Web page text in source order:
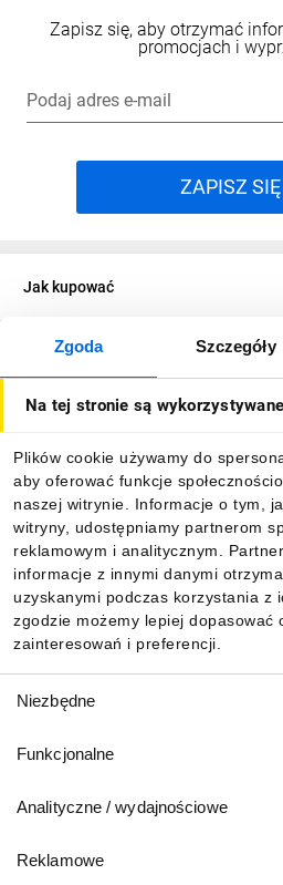
Zgoda Szczegóły
Na tej stronie są
Plików cookie używamy do
aby oferować funkcje
naszej witrynie. Informacje o tym,
witryny, udostępniamy partnerom
reklamowym i analitycznym.
informacje z innymi danymi
uzyskanymi podczas korzystania z
zgodzie możemy lepiej dopasować
zainteresowań i preferencji.
zgody
Niezbędne
Funkcjonalne
Analityczne / wydajnościowe
Reklamowe
Zapisz się, aby otrzymać
promocjach i
Podaj adres e-mail
ZAPISZ SIĘ
Jak kupować
O firmie
Informacje
Pobierz naszą